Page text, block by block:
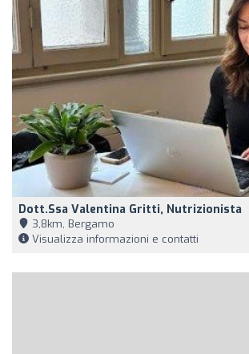
Dott.ssa Valentina Gritti, Nutrizionista
3,8km, Bergamo
Visualizza informazioni e contatti